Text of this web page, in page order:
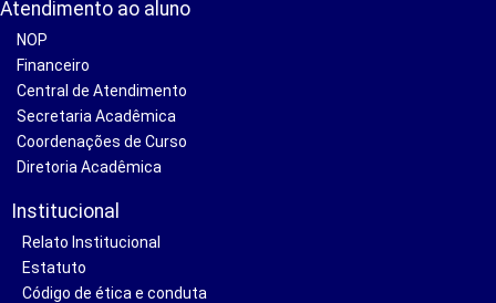
Atendimento ao aluno
NOP
Financeiro
Central de Atendimento
Secretaria Acadêmica
Coordenações de Curso
Diretoria Acadêmica
Institucional
Relato Institucional
Estatuto
Código de ética e conduta